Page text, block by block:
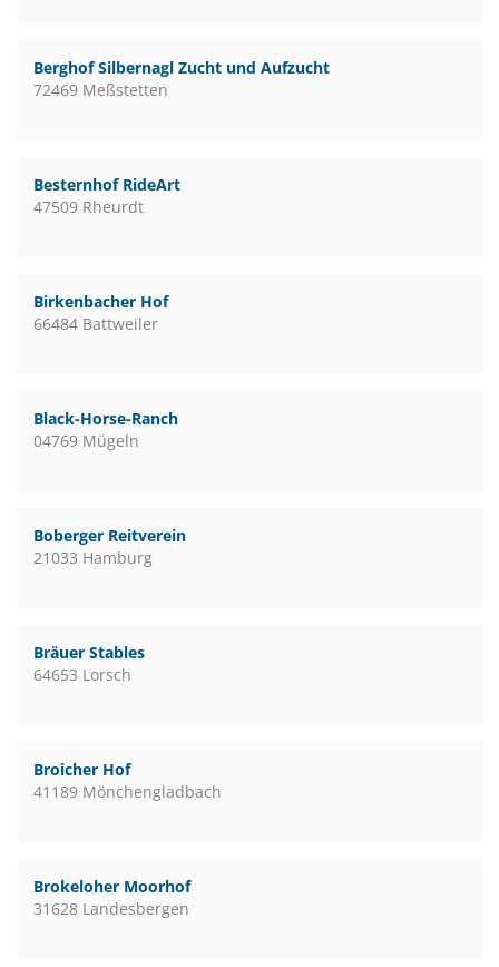
Berghof Silbernagl Zucht und Aufzucht
72469 Meßstetten
Besternhof RideArt
47509 Rheurdt
Birkenbacher Hof
66484 Battweiler
Black-Horse-Ranch
04769 Mügeln
Boberger Reitverein
21033 Hamburg
Bräuer Stables
64653 Lorsch
Broicher Hof
41189 Mönchengladbach
Brokeloher Moorhof
31628 Landesbergen